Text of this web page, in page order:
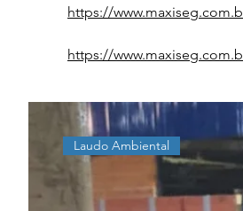
https://
https://
Laudo Ambiental